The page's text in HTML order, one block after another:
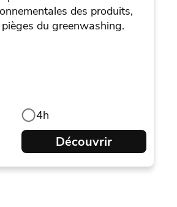
des produits,
du greenwashing.
4h
Découvrir